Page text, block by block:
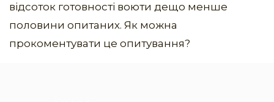
відсоток готовності воюти дещо менше
половини опитаних. Як можна
прокоментувати це опитування?